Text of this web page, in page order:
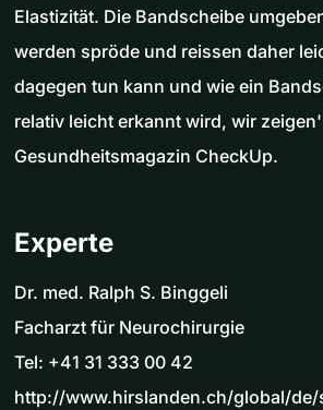
Elastizität. Die Bandscheibe
werden spröde und reissen daher
dagegen tun kann und wie ein
relativ leicht erkannt wird, wir
Gesundheitsmagazin CheckUp.
Experte
Dr. med. Ralph S. Binggeli
Facharzt für Neurochirurgie
Tel: +41 31 333 00 42
http://www.hirslanden.ch/global/de/